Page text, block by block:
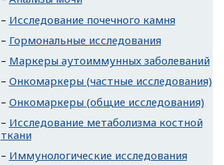
Исследование почечного камня
Гормональные исследования
Маркеры аутоиммунных заболеваний
Онкомаркеры (частные исследования)
Онкомаркеры (общие исследования)
Исследование метаболизма костной
ткани
Иммунологические исследования